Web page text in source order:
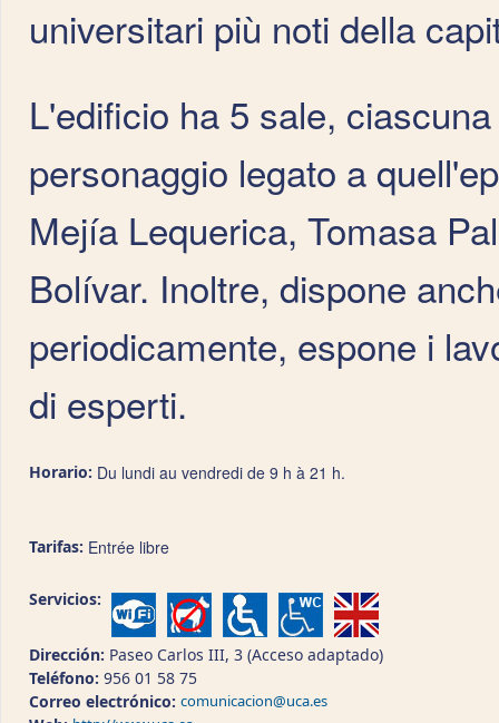
universitari più noti della
L'edificio ha 5 sale,
personaggio legato a
Mejía Lequerica, Tomasa
Bolívar. Inoltre, dispone
periodicamente, espone i
di esperti.
Horario: Du lundi au vendredi de 9 h à 21 h.
Tarifas: Entrée libre
Servicios:
Dirección: Paseo Carlos III, 3 (Acceso adaptado)
Teléfono: 956 01 58 75
Correo electrónico: comunicacion@uca.es